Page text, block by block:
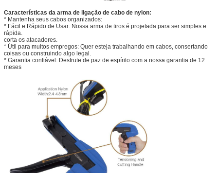
Características da arma de ligação de cabo de nylon:
* Mantenha seus cabos organizados:
* Fácil e Rápido de Usar: Nossa arma de tiros é projetada para ser simples e
rápida.
corta os atacadores.
* Útil para muitos empregos: Quer esteja trabalhando em cabos, consertando
coisas ou construindo algo legal.
* Garantia confiável: Desfrute de paz de espírito com a nossa garantia de 12
meses